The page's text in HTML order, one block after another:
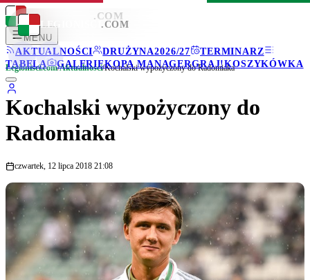
LEGIONISCI .COM
MENU
AKTUALNOŚCI
DRUŻYNA2026/27
TERMINARZ
TABELA
GALERIEKOPA MANAGERGRAJ!KOSZYKÓWKA
LEGIONISCI .COM
Legionisci.com/Aktualności/Kochalski wypożyczony do Radomiaka
Kochalski wypożyczony do
Radomiaka
czwartek, 12 lipca 2018 21:08